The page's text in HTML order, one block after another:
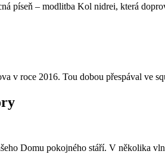
píseň – modlitba Kol nidrei, která
v roce 2016. Tou dobou přespával ve
Domu pokojného stáří. V několika